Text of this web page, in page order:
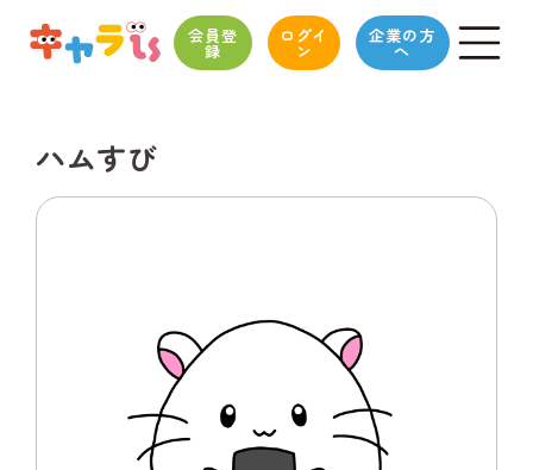
会員登
録
ログイ
ン
企業の方
へ
ハムすび